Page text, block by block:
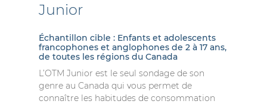
Junior
Échantillon cible : Enfants et adolescents
francophones et anglophones de 2 à 17 ans,
de toutes les régions du Canada
L’OTM Junior est le seul sondage de son
genre au Canada qui vous permet de
connaître les habitudes de consommation